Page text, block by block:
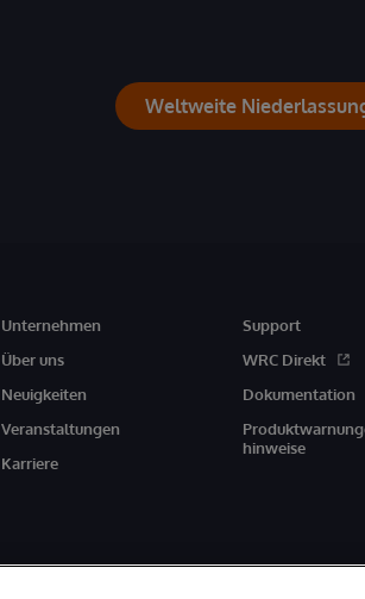
Weltweite
Unternehmen
Über uns
Neuigkeiten
Veranstaltungen
Karriere
Support
WRC Direkt
Dokumentation
hinweise